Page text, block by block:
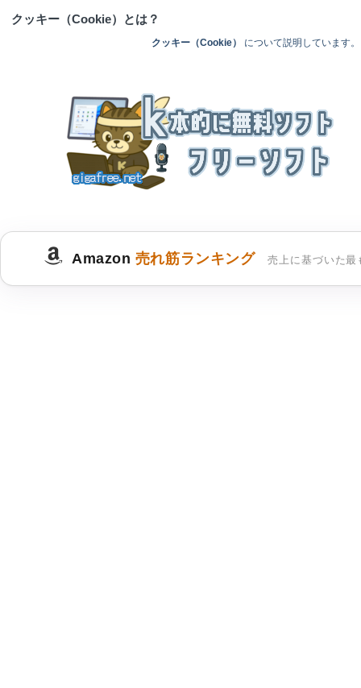
クッキー（Cookie）とは？
クッキー（Cookie） について説明しています。
Amazon 売れ筋ランキング 売上に基づいた最